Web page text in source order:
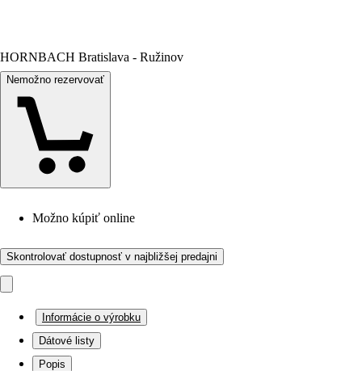
HORNBACH Bratislava - Ružinov
Nemožno rezervovať
Možno kúpiť online
Skontrolovať dostupnosť v najbližšej predajni
Informácie o výrobku
Dátové listy
Popis